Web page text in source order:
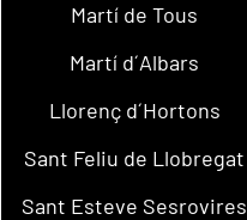
Martí de Tous
Martí d´Albars
Llorenç d´Hortons
Sant Feliu de Llobregat
Sant Esteve Sesrovires